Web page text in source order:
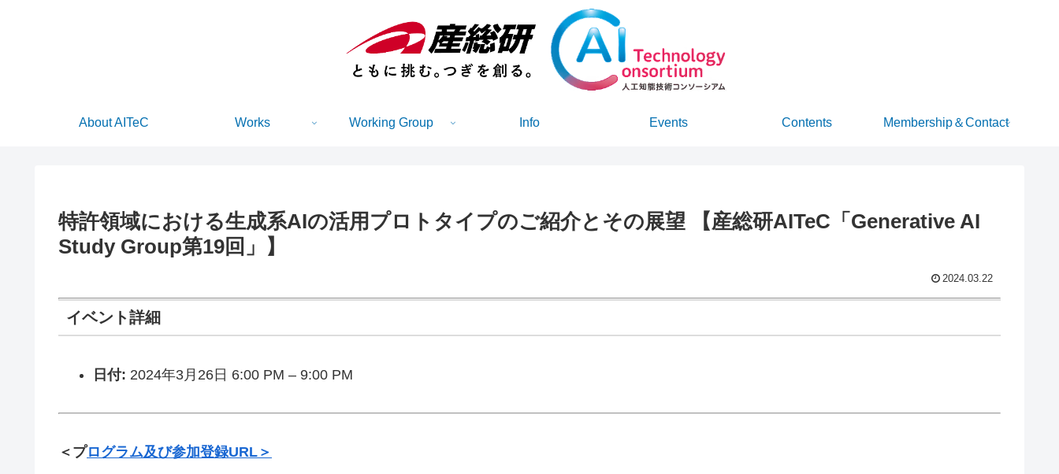
About AITeC Works Working Group Info Events Contents Membership＆Contact
特許領域における生成系AIの活用プロトタイプのご紹介とその展望 【産総研AITeC「Generative AI
Study Group第19回」】
2024.03.22
イベント詳細
日付: 2024年3月26日 6:00 PM – 9:00 PM
＜プログラム及び参加登録URL＞